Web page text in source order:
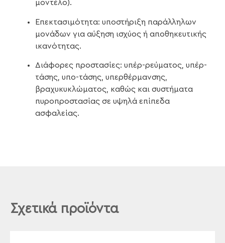
μοντέλο).
Επεκτασιμότητα: υποστήριξη παράλληλων
μονάδων για αύξηση ισχύος ή αποθηκευτικής
ικανότητας.
Διάφορες προστασίες: υπέρ-ρεύματος, υπέρ-
τάσης, υπο-τάσης, υπερθέρμανσης,
βραχυκυκλώματος, καθώς και συστήματα
πυροπροστασίας σε υψηλά επίπεδα
ασφαλείας.
Σχετικά προϊόντα